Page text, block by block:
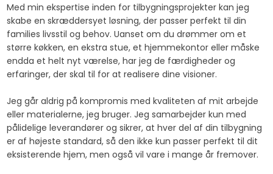
Med min ekspertise inden for tilbygningsprojekter kan jeg
skabe en skræddersyet løsning, der passer perfekt til din
families livsstil og behov. Uanset om du drømmer om et
større køkken, en ekstra stue, et hjemmekontor eller måske
endda et helt nyt værelse, har jeg de færdigheder og
erfaringer, der skal til for at realisere dine visioner.
Jeg går aldrig på kompromis med kvaliteten af mit arbejde
eller materialerne, jeg bruger. Jeg samarbejder kun med
pålidelige leverandører og sikrer, at hver del af din tilbygning
er af højeste standard, så den ikke kun passer perfekt til dit
eksisterende hjem, men også vil vare i mange år fremover.